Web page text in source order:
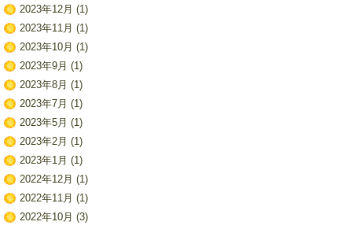
2023年12月 (1)
2023年11月 (1)
2023年10月 (1)
2023年9月 (1)
2023年8月 (1)
2023年7月 (1)
2023年5月 (1)
2023年2月 (1)
2023年1月 (1)
2022年12月 (1)
2022年11月 (1)
2022年10月 (3)